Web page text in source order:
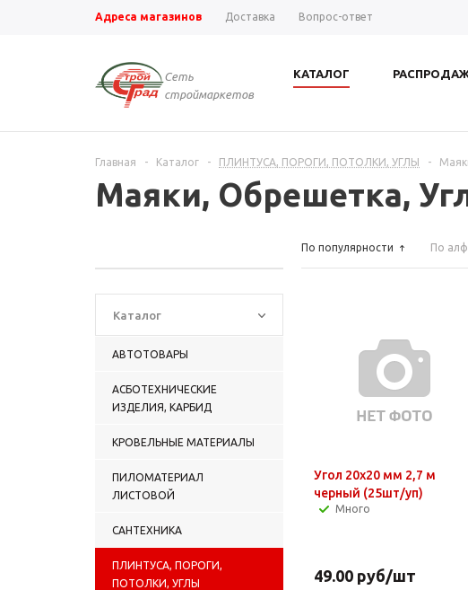
Адреса магазинов Доставка Вопрос-ответ
Сеть
строймаркетов
КАТАЛОГ
Главная - Каталог - ПЛИНТУСА, ПОРОГИ, ПОТОЛКИ, УГЛЫ -
Маяки, Обрешетка,
Каталог
АВТОТОВАРЫ
АСБОТЕХНИЧЕСКИЕ
ИЗДЕЛИЯ, КАРБИД
КРОВЕЛЬНЫЕ МАТЕРИАЛЫ
ПИЛОМАТЕРИАЛ
ЛИСТОВОЙ
САНТЕХНИКА
ПЛИНТУСА, ПОРОГИ,
ПОТОЛКИ, УГЛЫ
По популярности По
Угол 20х20 мм 2,7 м
черный (25шт/уп)
Много
49.00 руб/шт